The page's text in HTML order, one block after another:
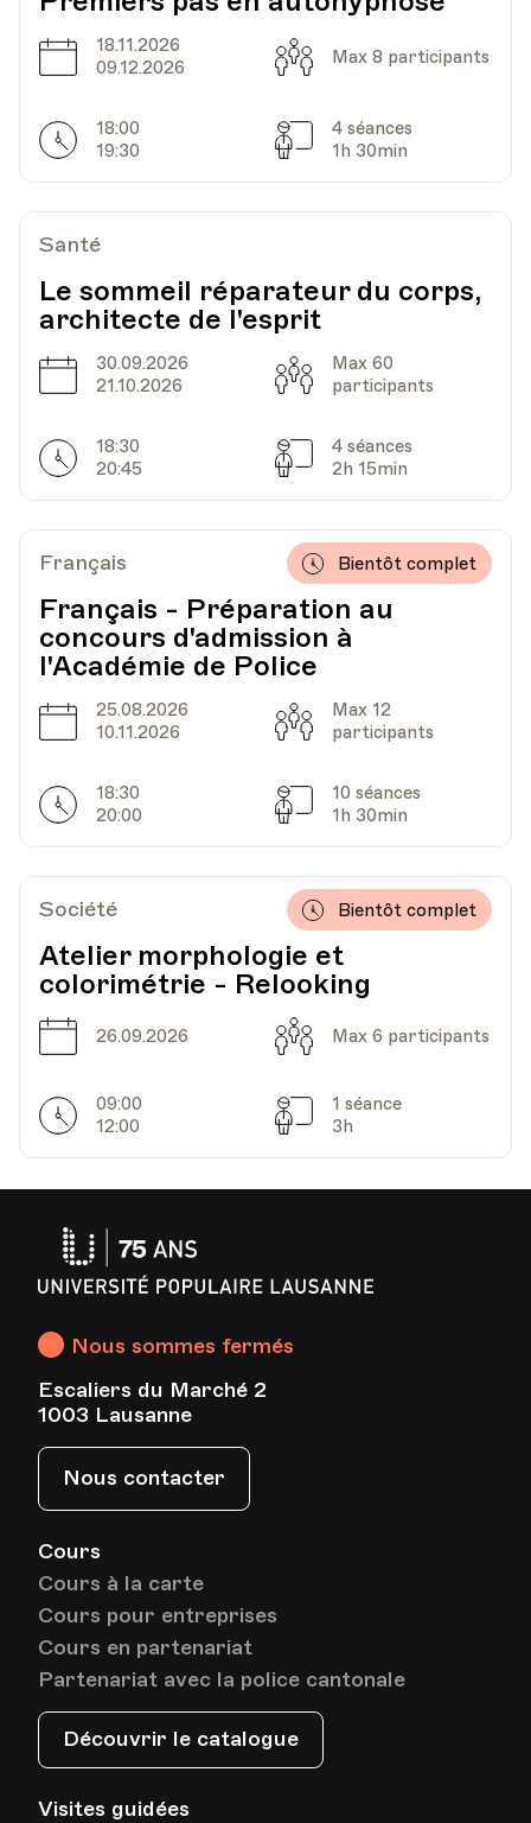
Date
18.11.2026
09.12.2026
Capacité
Max 8 participants
Horarires
18:00
19:30
Séances
4 séances
1h 30min
Santé
Le sommeil réparateur du corps,
architecte de l'esprit
Date
30.09.2026
21.10.2026
Capacité
Max 60
participants
Horarires
18:30
20:45
Séances
4 séances
2h 15min
Français
Français - Préparation au
concours d'admission à
l'Académie de Police
Bientôt complet
Date
25.08.2026
10.11.2026
Capacité
Max 12
participants
Horarires
18:30
20:00
Séances
10 séances
1h 30min
Société
Atelier morphologie et
colorimétrie - Relooking
Bientôt complet
Date
26.09.2026 Capacité
Max 6 participants
Horarires
09:00
12:00
Séances
1 séance
3h
Cours
Cours à la carte
Cours pour entreprises
Cours en partenariat
Partenariat avec la police cantonale
Découvrir le catalogue
Visites guidées
Nous sommes fermés
Escaliers du Marché 2
1003 Lausanne
Nous contacter